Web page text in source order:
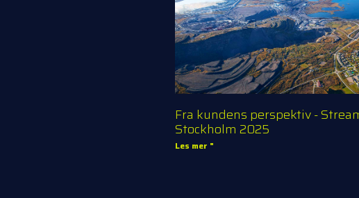
Fra kundens perspektiv -
Stockholm 2025
Les mer "